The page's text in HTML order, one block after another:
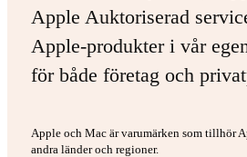
Apple Auktoriserad
Apple-produkter i vår
för både företag och
Apple och Mac är varumärken som tillhör
andra länder och regioner.